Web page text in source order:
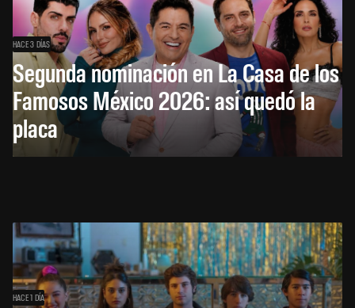
HACE 3 DÍAS
Segunda nominación en La Casa de los
Famosos México 2026: así quedó la
placa
HACE 1 DÍA